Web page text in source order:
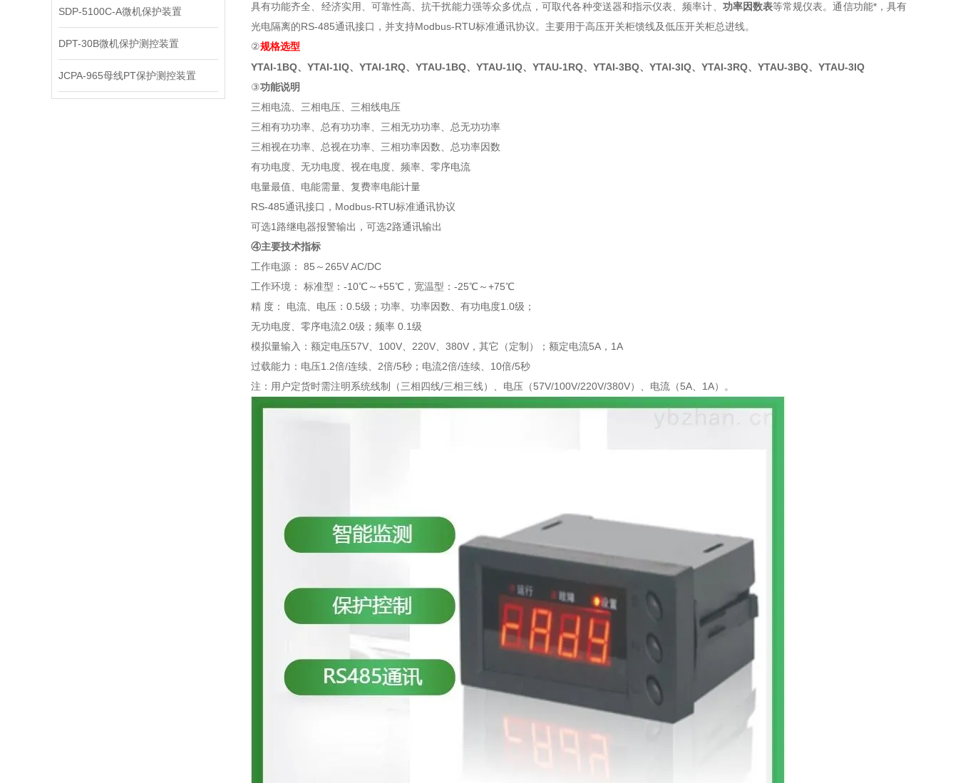
SDP-5100C-A微机保护装置
DPT-30B微机保护测控装置
JCPA-965母线PT保护测控装置
具有功能齐全、经济实用、可靠性高、抗干扰能力强等众多优点，可取代各种变送器和指示仪表、频率计、 功率因数表等常规仪表。通信功能*，具有
光电隔离的RS-485通讯接口，并支持Modbus-RTU标准通讯协议。主要用于高压开关柜馈线及低压开关柜总进线。
②规格选型
YTAI-1BQ、YTAI-1IQ、YTAI-1RQ、YTAU-1BQ、YTAU-1IQ、YTAU-1RQ、YTAI-3BQ、YTAI-3IQ、YTAI-3RQ、YTAU-3BQ、YTAU-3IQ
③功能说明
三相电流、三相电压、三相线电压
三相有功功率、总有功功率、三相无功功率、总无功功率
三相视在功率、总视在功率、三相功率因数、总功率因数
有功电度、无功电度、视在电度、频率、零序电流
电量最值、电能需量、复费率电能计量
RS-485通讯接口，Modbus-RTU标准通讯协议
可选1路继电器报警输出，可选2路通讯输出
④主要技术指标
工作电源： 85～265V AC/DC
工作环境： 标准型：-10℃～+55℃，宽温型：-25℃～+75℃
精 度： 电流、电压：0.5级；功率、功率因数、有功电度1.0级；
无功电度、零序电流2.0级；频率 0.1级
模拟量输入：额定电压57V、100V、220V、380V，其它（定制）；额定电流5A，1A
过载能力：电压1.2倍/连续、2倍/5秒；电流2倍/连续、10倍/5秒
注：用户定货时需注明系统线制（三相四线/三相三线）、电压（57V/100V/220V/380V）、电流（5A、1A）。